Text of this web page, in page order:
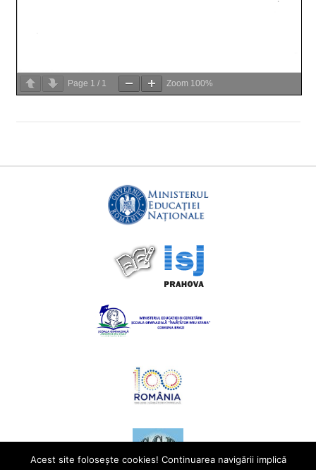
Page 1 / 1 Zoom 100%
Acest site foloseşte cookies! Continuarea navigării implică